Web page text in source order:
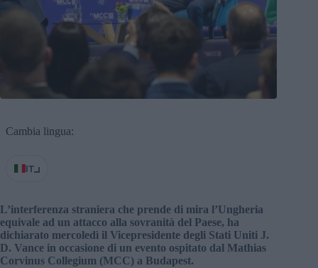
Cambia lingua:
IT
L’interferenza straniera che prende di mira l’Ungheria
equivale ad un attacco alla sovranità del Paese, ha
dichiarato mercoledì il Vicepresidente degli Stati Uniti J.
D. Vance in occasione di un evento ospitato dal Mathias
Corvinus Collegium (MCC) a Budapest.